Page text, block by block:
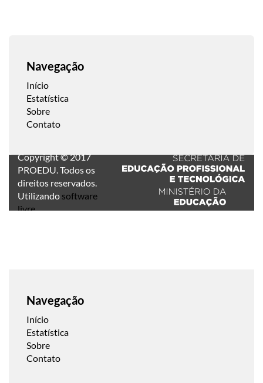
Navegação
Início
Estatística
Sobre
Contato
Copyright © 2017
PROEDU. Todos os
direitos reservados.
Utilizando software
livre.
Navegação
Início
Estatística
Sobre
Contato